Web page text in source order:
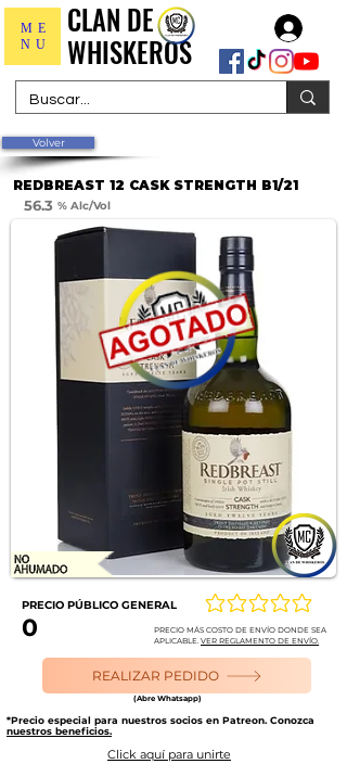
CLAN DE
WHISKEROS
CLAN DE
WHISKEROS
ME
NU
Volver
REDBREAST 12 CASK STRENGTH B1/21
56.3 % Alc/Vol
PRECIO PÚBLICO GENERAL Aún no hay
0
PRECIO MÁS COSTO DE ENVÍO DONDE SEA
APLICABLE. VER REGLAMENTO DE ENVÍO.
REALIZAR PEDIDO
(Abre Whatsapp)
*Precio especial para nuestros socios en Patreon. Conozca
nuestros beneficios.
Click aquí para unirte